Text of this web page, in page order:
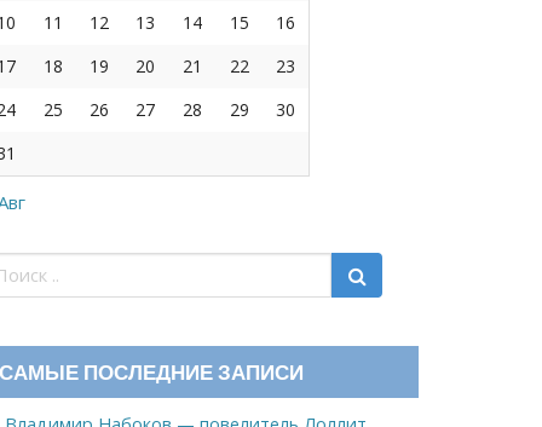
11 12 13 14 15
16
18 19 20 21 22
23
25 26 27 28 29
30
САМЫЕ ПОСЛЕДНИЕ ЗАПИСИ